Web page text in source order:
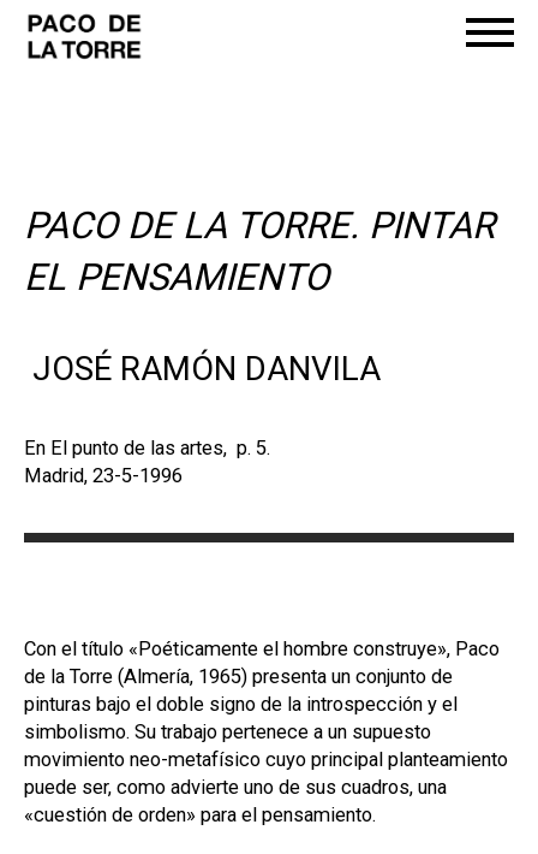
PACO DE LA TORRE. PINTAR
EL PENSAMIENTO
JOSÉ RAMÓN DANVILA
En El punto de las artes, p. 5.
Madrid, 23-5-1996
Con el título «Poéticamente el hombre construye», Paco
de la Torre (Almería, 1965) presenta un conjunto de
pinturas bajo el doble signo de la introspección y el
simbolismo. Su trabajo pertenece a un supuesto
movimiento neo-metafísico cuyo principal planteamiento
puede ser, como advierte uno de sus cuadros, una
«cuestión de orden» para el pensamiento.